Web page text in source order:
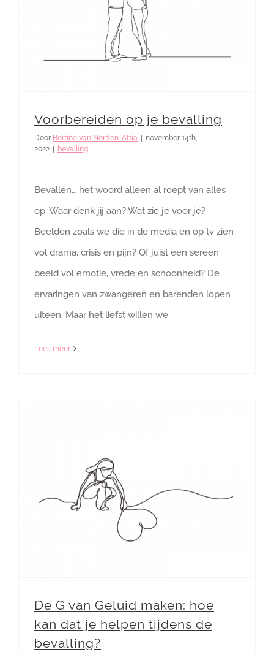
Voorbereiden op je bevalling
Door Bertine van Norden-Attia
november 14th,
2022
bevalling
Bevallen… het woord alleen al roept van alles
op. Waar denk jij aan? Wat zie je voor je?
Beelden zoals we die in de media en op tv zien
vol drama, crisis en pijn? Of juist een sereen
beeld vol emotie, vrede en schoonheid? De
ervaringen van zwangeren en barenden lopen
uiteen. Maar het liefst willen we
Lees meer
De G van Geluid maken: hoe
kan dat je helpen tijdens de
bevalling?